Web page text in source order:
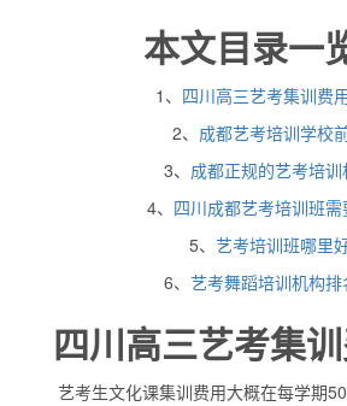
本文目录一
1、 四川高三艺考集训费
2、 成都艺考培训学校
3、 成都正规的艺考培训
4、 四川成都艺考培训班
5、 艺考培训班哪里
6、 艺考舞蹈培训机构排
四川高三艺考集
艺考生文化课集训费用大概在每学期